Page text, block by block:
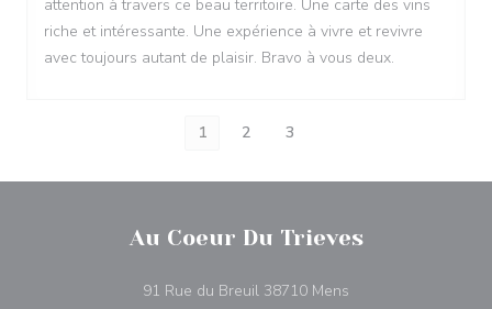
attention à travers ce beau territoire. Une carte des vins
riche et intéressante. Une expérience à vivre et revivre
avec toujours autant de plaisir. Bravo à vous deux.
1 2 3
Au Coeur Du Trieves
91 Rue du Breuil 38710 Mens